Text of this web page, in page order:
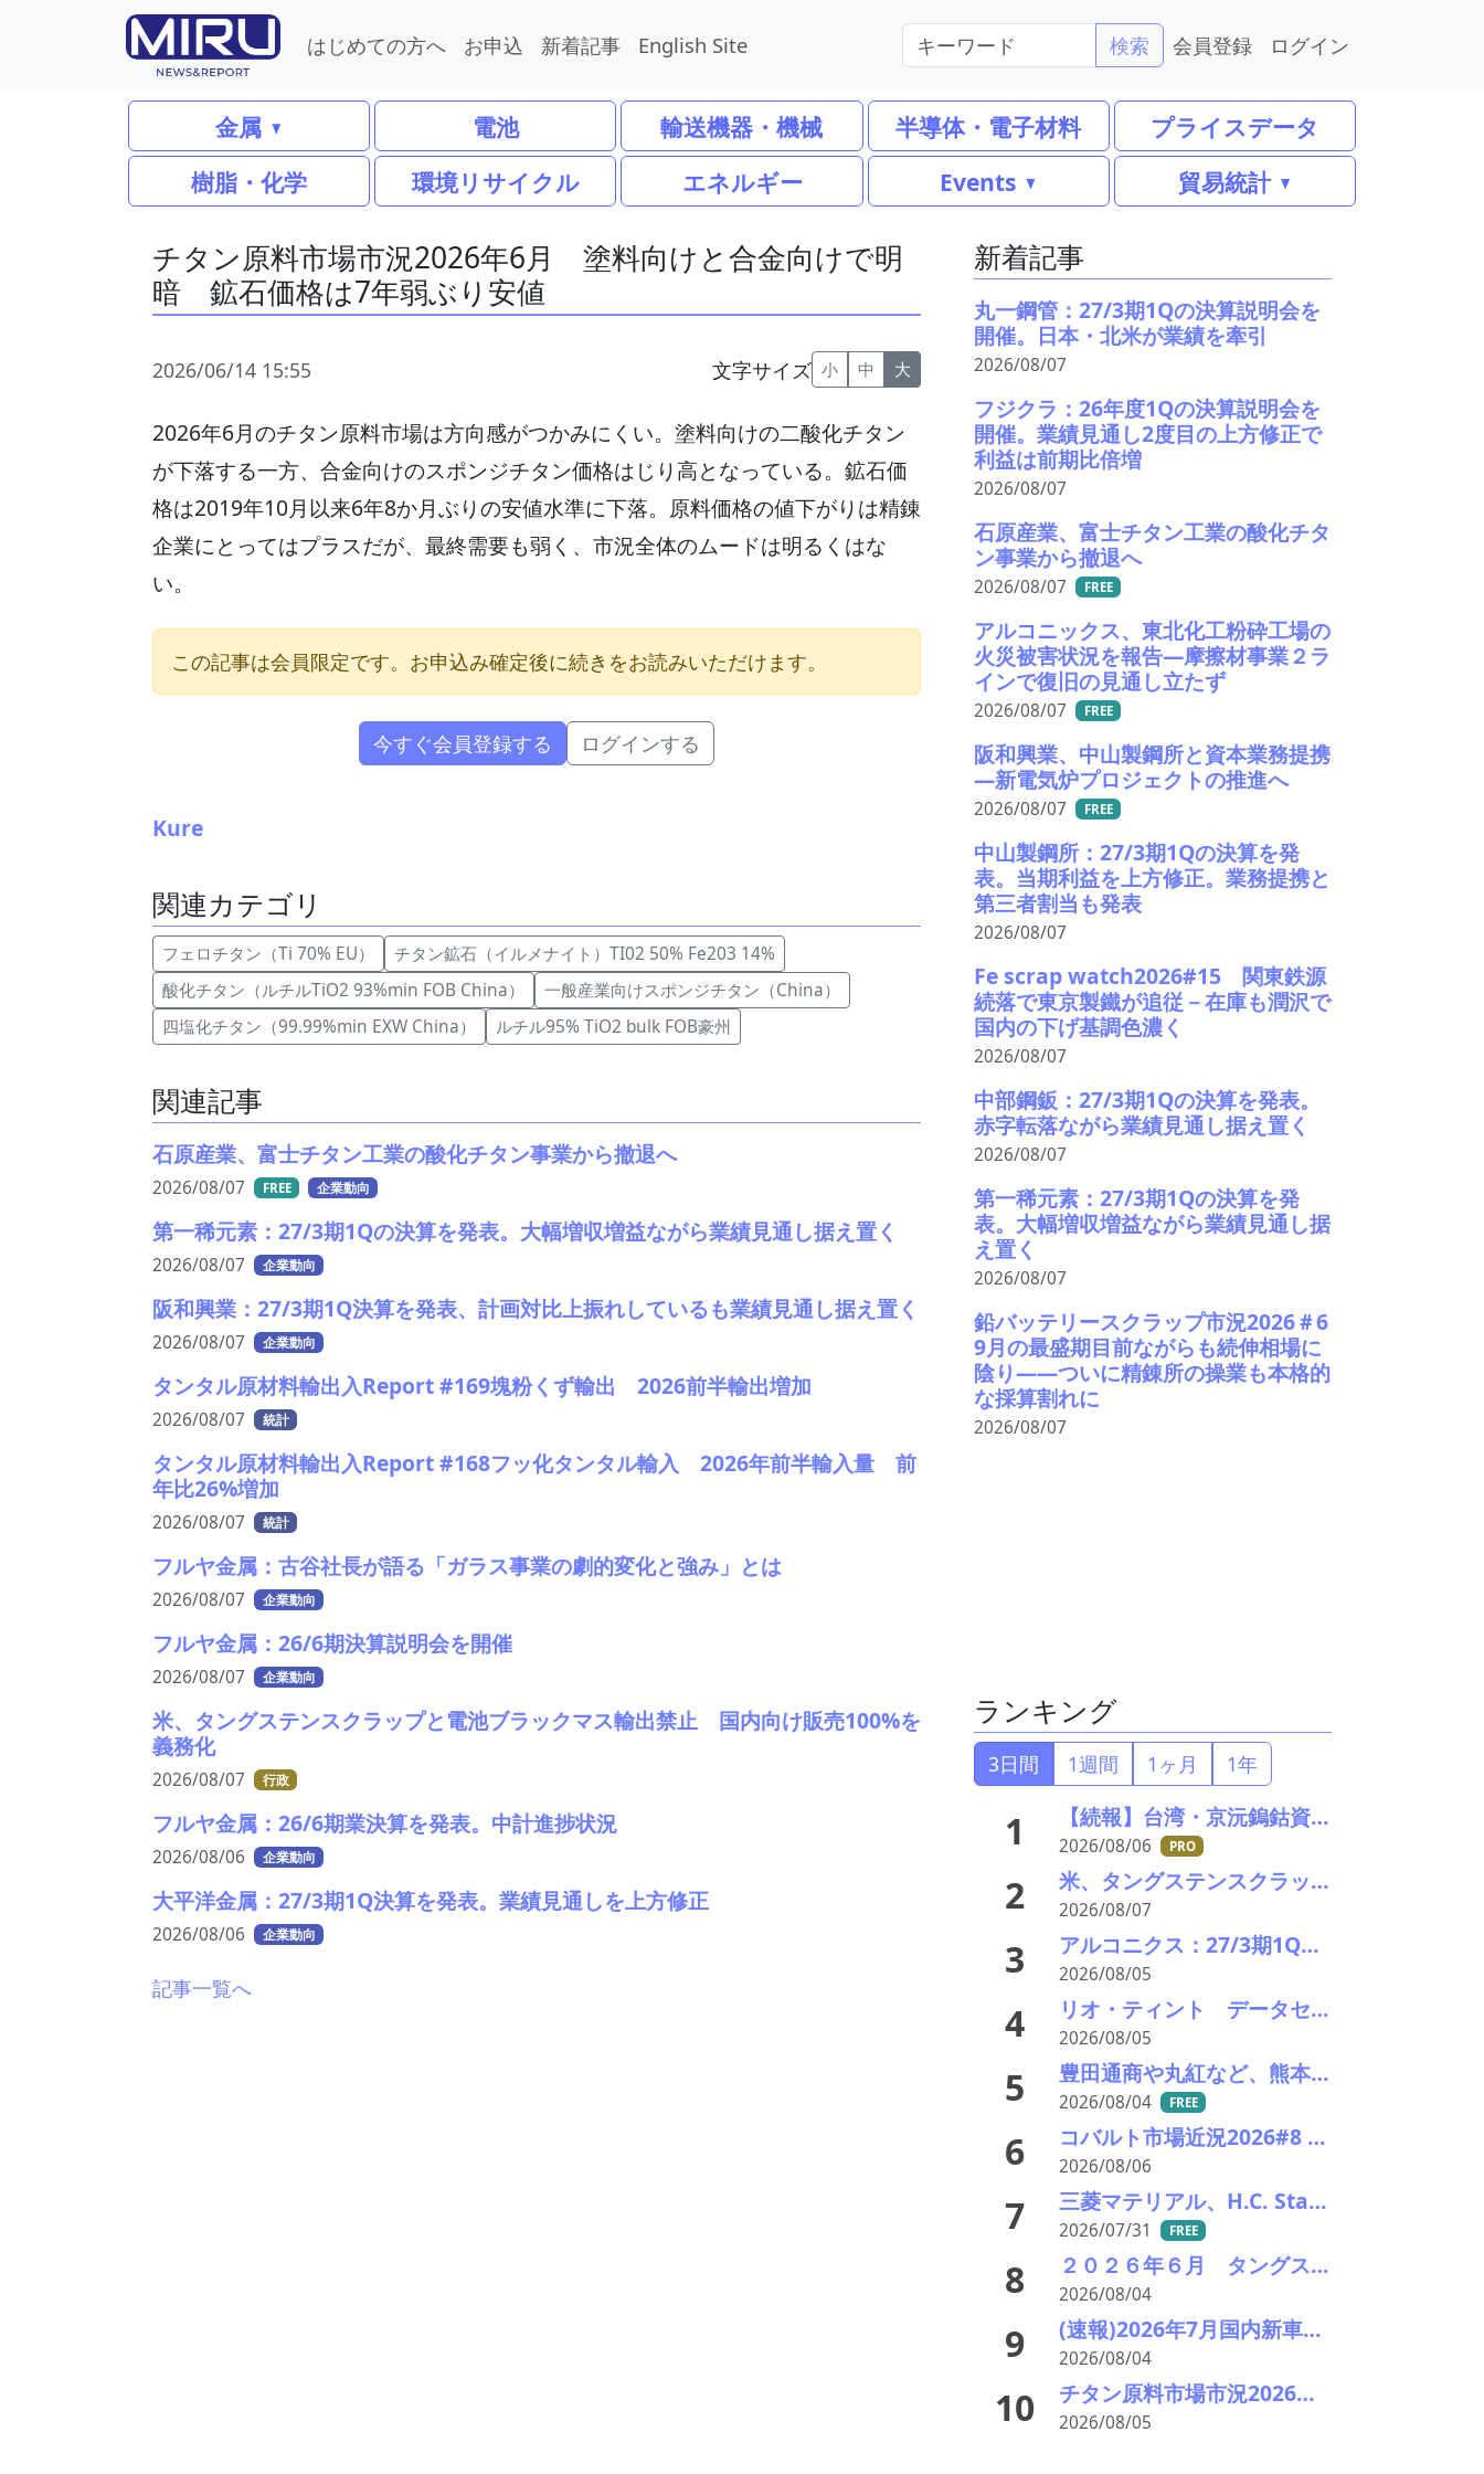
はじめての方へ お申込 新着記事 English Site 検索 会員登録 ログイン
金属 電池 輸送機器・機械 半導体・電子材料
プライスデータ
樹脂・化学
環境リサイクル エネルギー Events 貿易統計
チタン原料市場市況2026年6月 塗料向けと合金向けで明
暗 鉱石価格は7年弱ぶり安値
2026/06/14 15:55 文字サイズ 小 中 大
2026年6月のチタン原料市場は方向感がつかみにくい。塗料向けの二酸化チタン
が下落する一方、合金向けのスポンジチタン価格はじり高となっている。鉱石価
格は2019年10月以来6年8か月ぶりの安値水準に下落。原料価格の値下がりは精錬
企業にとってはプラスだが、最終需要も弱く、市況全体のムードは明るくはな
い。
この記事は会員限定です。お申込み確定後に続きをお読みいただけます。
今すぐ会員登録する ログインする
Kure
関連カテゴリ
フェロチタン（Ti 70% EU）
チタン鉱石（イルメナイト）TI02 50% Fe203 14%
酸化チタン（ルチルTiO2 93%min FOB China）
一般産業向けスポンジチタン（China）
四塩化チタン（99.99%min EXW China）
ルチル95% TiO2 bulk FOB豪州
関連記事
石原産業、富士チタン工業の酸化チタン事業から撤退へ
2026/08/07 FREE 企業動向
第一稀元素：27/3期1Qの決算を発表。大幅増収増益ながら業績見通し据え置く
2026/08/07 企業動向
阪和興業：27/3期1Q決算を発表、計画対比上振れしているも業績見通し据え置く
2026/08/07 企業動向
タンタル原材料輸出入Report #169塊粉くず輸出 2026前半輸出増加
2026/08/07 統計
タンタル原材料輸出入Report #168フッ化タンタル輸入 2026年前半輸入量 前
年比26%増加
2026/08/07 統計
フルヤ金属：古谷社長が語る「ガラス事業の劇的変化と強み」とは
2026/08/07 企業動向
フルヤ金属：26/6期決算説明会を開催
2026/08/07 企業動向
米、タングステンスクラップと電池ブラックマス輸出禁止 国内向け販売100%を
義務化
2026/08/07 行政
フルヤ金属：26/6期業決算を発表。中計進捗状況
2026/08/06 企業動向
大平洋金属：27/3期1Q決算を発表。業績見通しを上方修正
2026/08/06 企業動向
記事一覧へ
新着記事
丸一鋼管：27/3期1Qの決算説明会を
開催。日本・北米が業績を牽引
2026/08/07
フジクラ：26年度1Qの決算説明会を
開催。業績見通し2度目の上方修正で
利益は前期比倍増
2026/08/07
石原産業、富士チタン工業の酸化チタ
ン事業から撤退へ
2026/08/07 FREE
アルコニックス、東北化工粉砕工場の
火災被害状況を報告―摩擦材事業２ラ
インで復旧の見通し立たず
2026/08/07 FREE
阪和興業、中山製鋼所と資本業務提携
―新電気炉プロジェクトの推進へ
2026/08/07 FREE
中山製鋼所：27/3期1Qの決算を発
表。当期利益を上方修正。業務提携と
第三者割当も発表
2026/08/07
Fe scrap watch2026#15 関東鉄源
続落で東京製鐵が追従－在庫も潤沢で
国内の下げ基調色濃く
2026/08/07
中部鋼鈑：27/3期1Qの決算を発表。
赤字転落ながら業績見通し据え置く
2026/08/07
第一稀元素：27/3期1Qの決算を発
表。大幅増収増益ながら業績見通し据
え置く
2026/08/07
鉛バッテリースクラップ市況2026＃6
9月の最盛期目前ながらも続伸相場に
陰り――ついに精錬所の操業も本格的
な採算割れに
2026/08/07
ランキング
3日間 1週間 1ヶ月 1年
1 【続報】台湾・京沅鎢鈷資源の黄会長殺害事件、元従業員を逮捕か／8月8・9日に葬儀執行へ
2026/08/06 PRO
2 米、タングステンスクラップと電池ブラックマス輸出禁止 国内向け販売100%を義務化
2026/08/07
3 アルコニクス：27/3期1Q決算を発表。業績見通し、配当を修正
2026/08/05
4 リオ・ティント データセンターブームにおける自社の優位性を強調 銅やアルミニウム事業の伸び背景に
2026/08/05
5 豊田通商や丸紅など、熊本地震被害に支援・義援金
2026/08/04 FREE
6 コバルト市場近況2026#8 小動き、オフシーズンで薄商い 電池向けはLFPリサイクルが重荷
2026/08/06
7 三菱マテリアル、H.C. Starckのタングステンリサイクル能力増強投資を決定－約5000万ユーロ投資
2026/07/31 FREE
8 ２０２６年６月 タングステンスクラップ輸出入統計分析 中国依存低下続く 価格高止まりで調達多極化進展
2026/08/04
9 (速報)2026年7月国内新車販売 41万7千台 前年同月比7%増加 4か月連続プラス
2026/08/04
10 チタン原料市場市況2026年8月 下落、最終需要戻らず 鉱石8年ぶり安値
2026/08/05